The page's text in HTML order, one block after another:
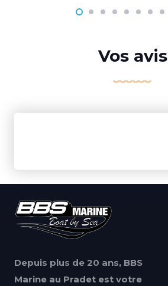
Vos avis
Depuis plus de 20 ans, BBS
Marine au Pradet est votre